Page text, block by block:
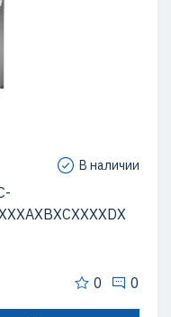
В наличии
0 0